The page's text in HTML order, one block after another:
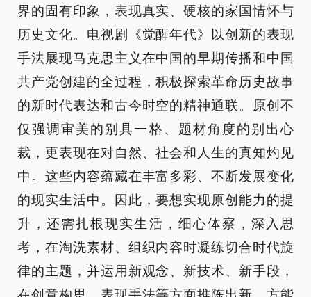
界的固有印象，表现真实、硬核的家国情怀与
历史文化。电视剧《觉醒年代》以创新的表现
手法展现马克思主义在中国的早期传播和中国
共产党创建的全过程，积极探索革命历史故事
的新时代表达和古今时空的精神通联。原创不
仅强调审美的别具一格、题材角度的别出心
裁，更表现在对自然、社会和人生的真知灼见
中。这些内容蕴藏在丰富多彩、不断发展变化
的现实生活中。因此，要想实现原创能力的提
升，还需扎根现实生活，细心体察，深入思
考，在淘洗素材、组织内容时凝练切合时代旋
律的主题，并运用新观念、新技术、新手段，